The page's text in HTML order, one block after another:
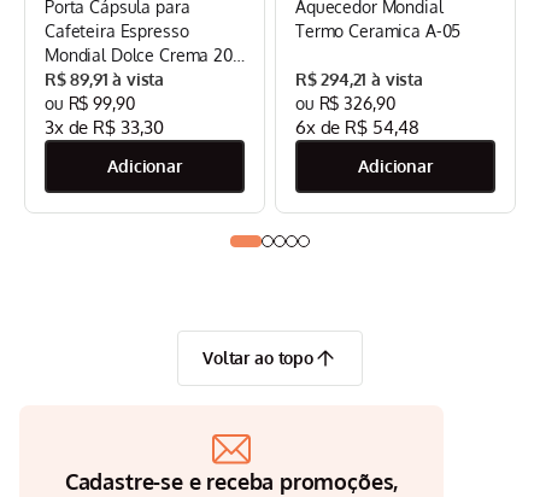
Porta Cápsula para
Cafeteira Espresso
Mondial Dolce Crema 20
Bar Mondial Preto/Inox -
CPC-DG
R$ 89,91
R$ 99,90
3x de R$ 33,30
Aquecedor Mondial
Termo Ceramica A-05
R$ 294,21
R$ 326,90
6x de R$ 54,48
Voltar ao topo
Cadastre-se e receba promoções,